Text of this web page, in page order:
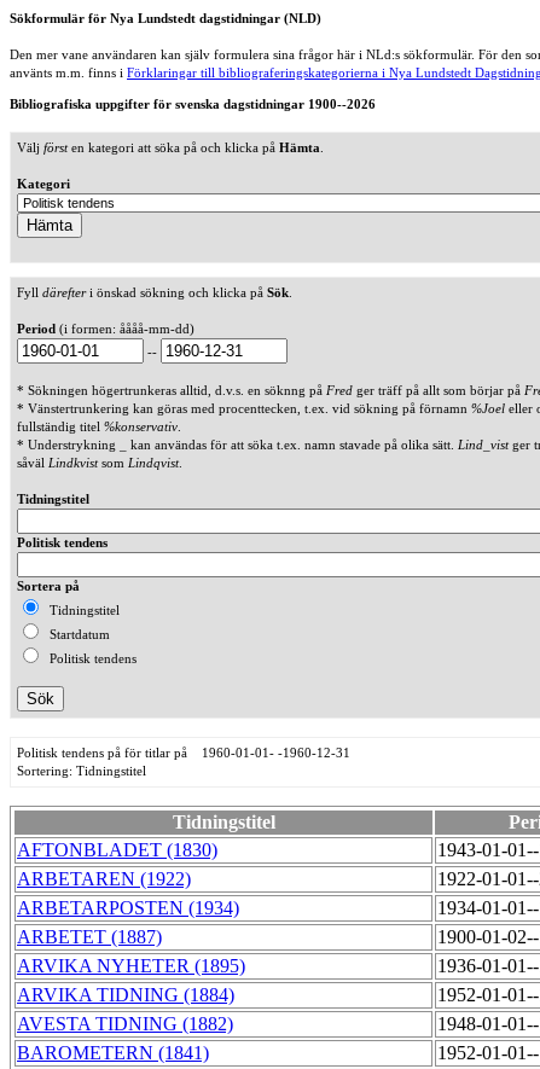
Sökformulär för Nya Lundstedt dagstidningar (NLD)
Den mer vane användaren kan själv formulera sina frågor här i NLd:s sökformulär. För den
använts m.m. finns i Förklaringar till bibliograferingskategorierna i Nya Lundstedt
Bibliografiska uppgifter för svenska dagstidningar 1900--2026
Välj försten kategori att söka på och klicka på Hämta
Kategori
Fyll därefteri önskad sökning och klicka på Sök
Period (i formen: åååå-mm-dd)
--
* Sökningen högertrunkeras alltid, d.v.s. en söknng på Fred ger träff på allt som börjar på
* Vänstertrunkering kan göras med procenttecken, t.ex. vid sökning på förnamn %Joel eller
fullständig titel %konservativ
* Understrykning _ kan användas för att söka t.ex. namn stavade på olika sätt. Lind_vistger
såväl Lindkvistsom Lindqvist.
Tidningstitel
Politisk tendens
Sortera på
Tidningstitel
Startdatum
Politisk tendens
Politisk tendens på för titlar på 1960-01-01- -1960-12-31
Sortering: Tidningstitel
Tidningstitel
AFTONBLADET (1830) 1943-01-
ARBETAREN (1922) 1922-01-
ARBETARPOSTEN (1934) 1934-01-
ARBETET (1887) 1900-01-
ARVIKA NYHETER (1895) 1936-01-
ARVIKA TIDNING (1884) 1952-01-
AVESTA TIDNING (1882) 1948-01-
BAROMETERN (1841) 1952-01-01--